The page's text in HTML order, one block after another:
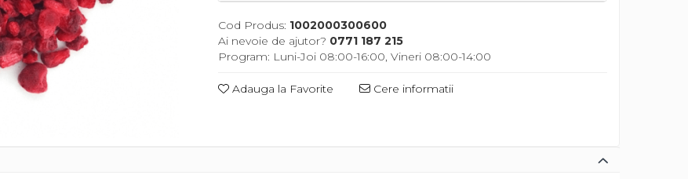
Cod Produs: 1002000300600
Ai nevoie de ajutor? 0771 187 215
Program: Luni-Joi 08:00-16:00, Vineri 08:00-14:00
Adauga la Favorite Cere informatii